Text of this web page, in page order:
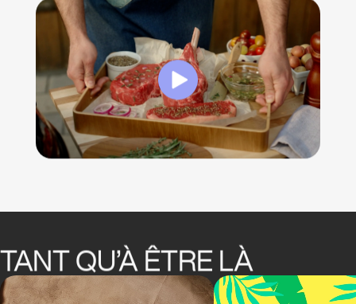
TANT QU’À ÊTRE LÀ